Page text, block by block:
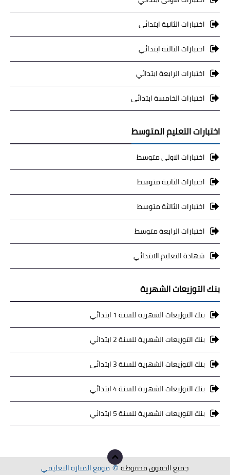
اختبارات الثانية ابتدائي
اختبارات الثالثة ابتدائي
اختبارات الرابعة ابتدائي
اختبارات الخامسة ابتدائي
اختبارات التعليم المتوسط
اختبارات الاولى متوسط
اختبارات الثانية متوسط
اختبارات الثالثة متوسط
اختبارات الرابعة متوسط
شهادة التعليم الابتدائي
بنك التوزيعات الشهرية
بنك التوزيعات الشهرية للسنة 1 ابتدائي
بنك التوزيعات الشهرية للسنة 2 ابتدائي
بنك التوزيعات الشهرية للسنة 3 ابتدائي
بنك التوزيعات الشهرية للسنة 4 ابتدائي
بنك التوزيعات الشهرية للسنة 5 ابتدائي
جميع الحقوق محفوظة © موقع المنارة التعليمي